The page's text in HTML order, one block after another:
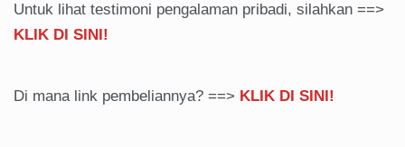
Untuk lihat testimoni pengalaman pribadi, silahkan ==>
KLIK DI SINI!
Di mana link pembeliannya? ==> KLIK DI SINI!